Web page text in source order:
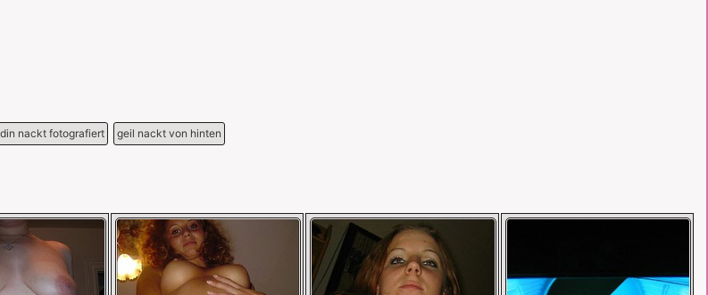
nackt fotografiert geil nackt von hinten